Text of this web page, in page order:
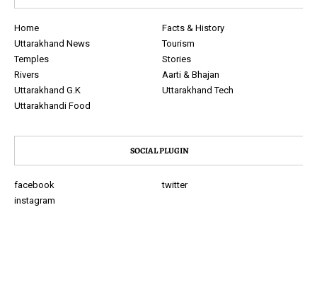
Home
Facts & History
Uttarakhand News
Tourism
Temples
Stories
Rivers
Aarti & Bhajan
Uttarakhand G.K
Uttarakhand Tech
Uttarakhandi Food
SOCIAL PLUGIN
facebook
twitter
instagram